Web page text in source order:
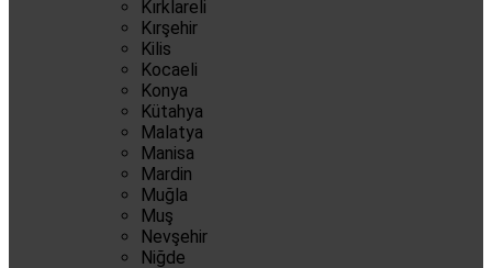
Kırklareli
Kırşehir
Kilis
Kocaeli
Konya
Kütahya
Malatya
Manisa
Mardin
Muğla
Muş
Nevşehir
Niğde